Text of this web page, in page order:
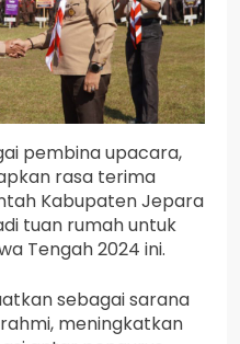
pembina upacara,
rasa terima
Kabupaten Jepara
tuan rumah untuk
Tengah 2024 ini.
sebagai sarana
meningkatkan